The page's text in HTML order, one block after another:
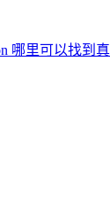
哪里可以找到